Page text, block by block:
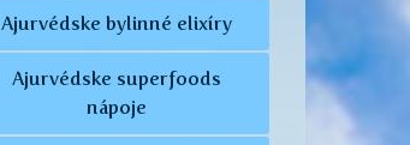
Ajurvédske bylinné elixíry
Ajurvédske superfoods
nápoje